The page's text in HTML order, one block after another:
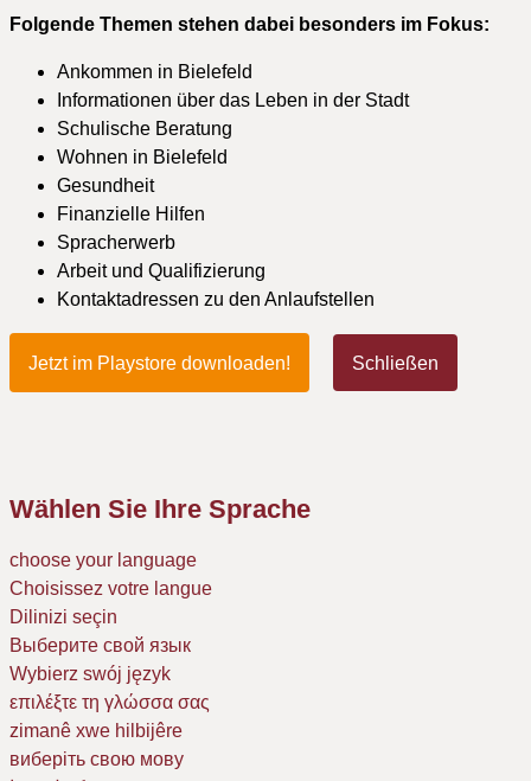
Folgende Themen stehen dabei besonders im Fokus:
Ankommen in Bielefeld
Informationen über das Leben in der Stadt
Schulische Beratung
Wohnen in Bielefeld
Gesundheit
Finanzielle Hilfen
Spracherwerb
Arbeit und Qualifizierung
Kontaktadressen zu den Anlaufstellen
Jetzt im Playstore downloaden! Schließen
Wählen Sie Ihre Sprache
choose your language
Choisissez votre langue
Dilinizi seçin
Выберите свой язык
Wybierz swój język
επιλέξτε τη γλώσσα σας
zimanê xwe hilbijêre
виберіть свою мову